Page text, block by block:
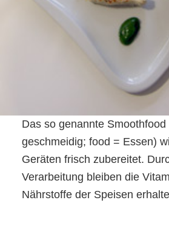
Das so genannte
geschmeidig; food = Essen)
Geräten frisch zubereitet.
Verarbeitung bleiben die
Nährstoffe der Speisen